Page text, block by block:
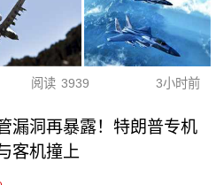
阅读 3939 3小时前
漏洞再暴露！特朗普专机
客机撞上